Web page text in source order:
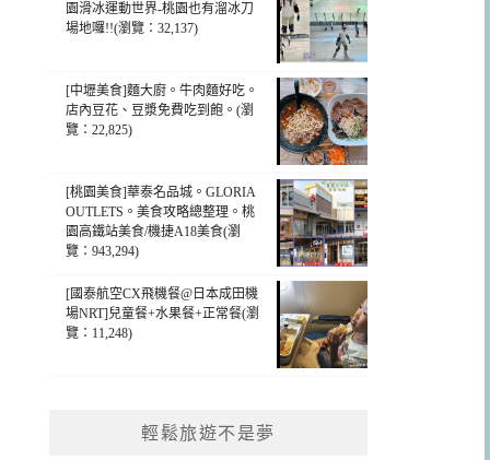
園滑冰運動世界-桃園也有溜冰刀
場地囉!!(瀏覽：32,137)
[中壢美食]麵大廚。牛肉麵好吃。
店內豆花、豆漿免費吃到飽。(瀏
覽：22,825)
[桃園美食]華泰名品城。GLORIA
OUTLETS。美食攻略總整理。桃
園高鐵站美食/機捷A18美食(瀏
覽：943,294)
[國泰航空CX飛機餐@日本成田機
場NRT]兒童餐+水果餐+正常餐(瀏
覽：11,248)
輕鬆旅遊不是夢